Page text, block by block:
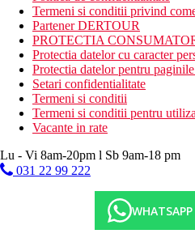
Termeni si conditii privind
Partener DERTOUR
PROTECTIA
Protectia datelor cu caracter
Protectia datelor pentru
Setari confidentialitate
Termeni si conditii
Termeni si conditii pentru
Vacante in rate
Lu - Vi 8am-20pm l Sb 9am-18 pm
031 22 99 222